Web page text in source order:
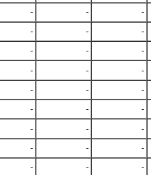
- - -
- - -
- - -
- - -
- - -
- - -
- - -
- - -
- - -